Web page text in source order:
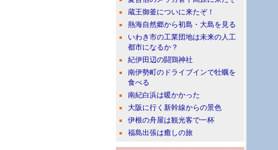
蔵王御釜についに来たぞ！
熱海自然郷から初島・大島を見る
いわき市の工業団地は未来の人工
都市になるか？
紀伊田辺の闘鶏神社
南伊勢町のドライブインで牡蠣を
食べる
南紀白浜は暖かかった
大阪に行く新幹線からの景色
伊根の舟屋は観光客で一杯
福島出張は癒しの旅